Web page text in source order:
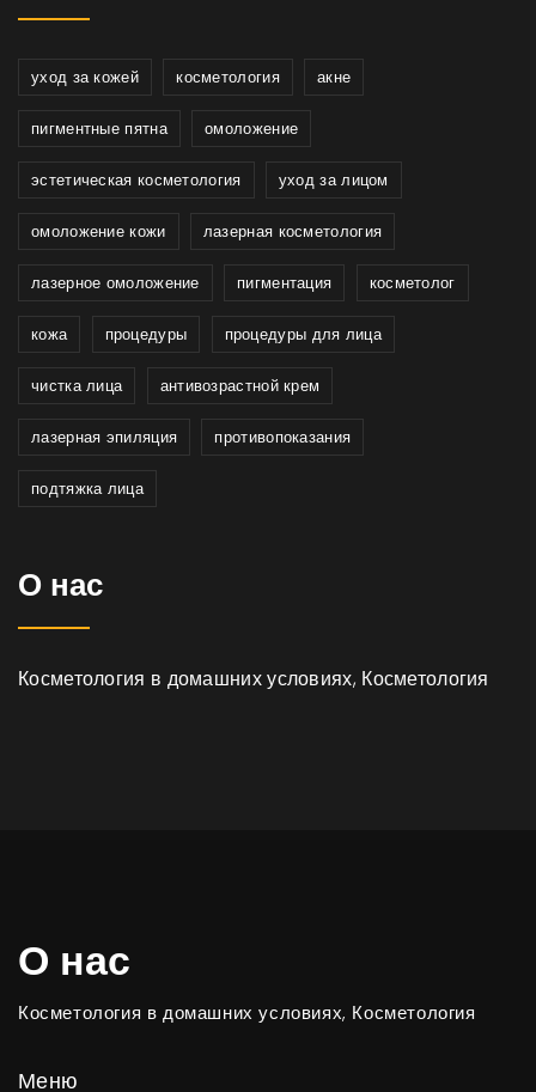
уход за кожей косметология акне
пигментные пятна омоложение
эстетическая косметология уход за лицом
омоложение кожи лазерная косметология
лазерное омоложение пигментация косметолог
кожа процедуры процедуры для лица
чистка лица антивозрастной крем
лазерная эпиляция противопоказания
подтяжка лица
О нас
Косметология в домашних условиях, Косметология
О нас
Косметология в домашних условиях, Косметология
Меню